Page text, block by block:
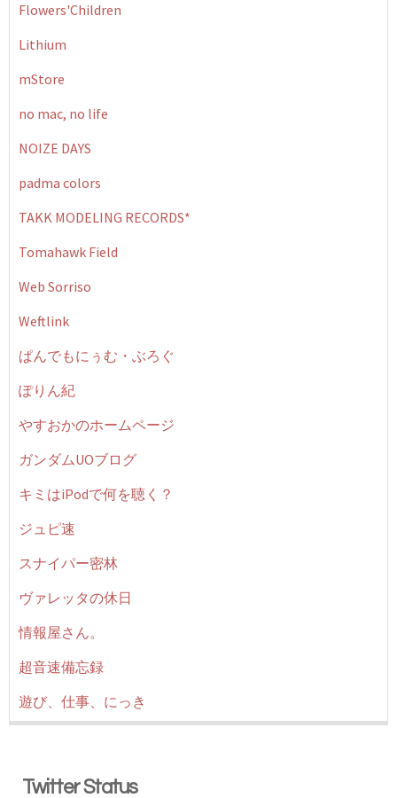
Flowers'Children
Lithium
mStore
no mac, no life
NOIZE DAYS
padma colors
TAKK MODELING RECORDS*
Tomahawk Field
Web Sorriso
Weftlink
ぱんでもにぅむ・ぶろぐ
ぽりん紀
やすおかのホームページ
ガンダムUOブログ
キミはiPodで何を聴く？
ジュピ速
スナイパー密林
ヴァレッタの休日
情報屋さん。
超音速備忘録
遊び、仕事、にっき
Twitter Status